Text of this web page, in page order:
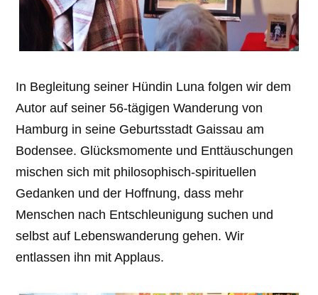
In Begleitung seiner Hündin Luna folgen wir dem
Autor auf seiner 56-tägigen Wanderung von
Hamburg in seine Geburtsstadt Gaissau am
Bodensee. Glücksmomente und Enttäuschungen
mischen sich mit philosophisch-spirituellen
Gedanken und der Hoffnung, dass mehr
Menschen nach Entschleunigung suchen und
selbst auf Lebenswanderung gehen. Wir
entlassen ihn mit Applaus.